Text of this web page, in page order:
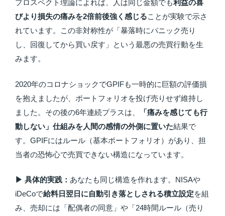
プロスペクト理論によれば、人は同じ金額でも利益の喜
びより損失の痛みを2倍前後強く感じることが実験で示さ
れています。この非対称性が「暴落時にパニック売り
し、回復してから買い戻す」という最悪の売買行動を生
みます。
2020年のコロナショックでGPIFも一時的に巨額の評価損
を抱えましたが、ポートフォリオを投げ売りせず維持し
ました。その後の6年連続プラスは、
「痛みを感じても行
動しない」仕組みを人間の感情の外側に置いた結果で
す。GPIFにはルール（基本ポートフォリオ）があり、担
当者の恐怖心で売買できない構造になっています。
▶ 具体的実践： あなたも同じ構造を作れます。NISAや
iDeCoで給料日翌日に自動引き落としされる積立設定を組
み、売却には「配偶者の同意」や「24時間ルール（売り